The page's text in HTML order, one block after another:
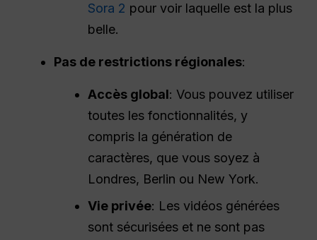
Sora 2 pour voir laquelle est la plus
belle.
Pas de restrictions régionales:
Accès global: Vous pouvez utiliser
toutes les fonctionnalités, y
compris la génération de
caractères, que vous soyez à
Londres, Berlin ou New York.
Vie privée: Les vidéos générées
sont sécurisées et ne sont pas